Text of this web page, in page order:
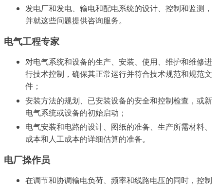
发电厂和发电、输电和配电系统的设计、控制和监测，
并就这些问题提供咨询服务。
电气工程专家
对电气系统和设备的生产、安装、使用、维护和维修进
行技术控制，确保其正常运行并符合技术规范和规范文
件；
安装方法的规划、已安装设备的安全和控制检查，或新
电气系统或设备的初始启动；
电气安装和电路的设计、图纸的准备、生产所需材料、
成本和人工成本的详细估算的准备。
电厂操作员
在调节和协调输电负荷、频率和线路电压的同时，控制